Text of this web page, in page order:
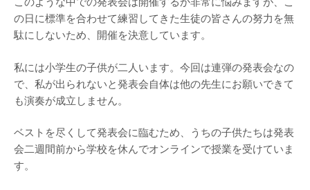
の日に標準を合わせて練習してきた生徒の皆さんの努力を無
駄にしないため、開催を決意しています。
私には小学生の子供が二人います。今回は連弾の発表会なの
で、私が出られないと発表会自体は他の先生にお願いできて
も演奏が成立しません。
ベストを尽くして発表会に臨むため、うちの子供たちは発表
会二週間前から学校を休んでオンラインで授業を受けていま
す。